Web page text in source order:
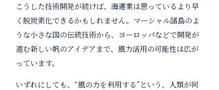
こうした技術開発が続けば、海運業は思っているより早
く脱炭素化できるかもしれません。マーシャル諸島のよ
うな小さな国の伝統技術から、ヨーロッパなどで開発が
進む新しい帆のアイデアまで、風力活用の可能性は広が
っています。
いずれにしても、“風の力を利用する”という、人類が何